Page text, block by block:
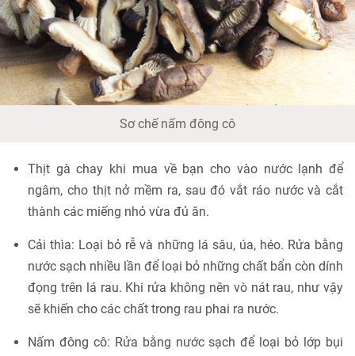
Sơ chế nấm đông cô
Thịt gà chay khi mua về bạn cho vào nước lạnh để
ngâm, cho thịt nở mềm ra, sau đó vắt ráo nước và cắt
thành các miếng nhỏ vừa đủ ăn.
Cải thìa: Loại bỏ rễ và những lá sâu, úa, héo. Rửa bằng
nước sạch nhiều lần để loại bỏ những chất bẩn còn dính
đọng trên lá rau. Khi rửa không nên vò nát rau, như vậy
sẽ khiến cho các chất trong rau phai ra nước.
Nấm đông cô: Rửa bằng nước sạch để loại bỏ lớp bụi